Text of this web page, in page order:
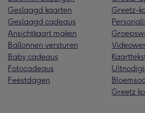
Geslaagd kaarten
Geslaagd cadeaus
Ansichtkaart maken
Ballonnen versturen
Baby cadeaus
Fotocadeaus
Feestdagen
Greetz-
Greetz